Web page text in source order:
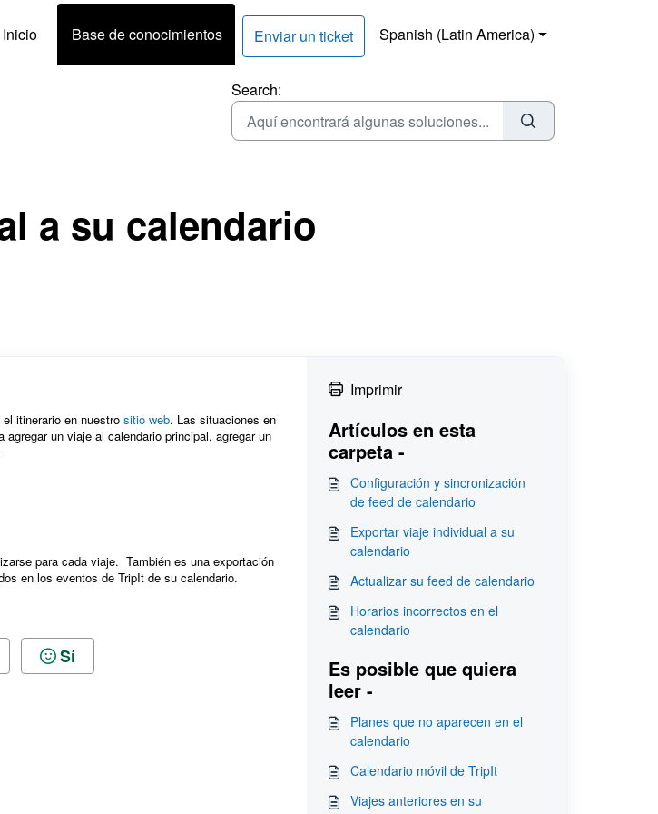
Inicio
Base de conocimientos Enviar un ticket Spanish (Latin America)
Search:
a su calendario
itinerario en nuestro sitio web. Las situaciones en
un viaje al calendario principal, agregar un
para cada viaje. También es una exportación
en los eventos de TripIt de su calendario.
Sí
Imprimir
Artículos en esta
carpeta -
Configuración y sincronización
de feed de calendario
Exportar viaje individual a su
calendario
Actualizar su feed de calendario
Horarios incorrectos en el
calendario
Es posible que quiera
leer -
Planes que no aparecen en el
calendario
Calendario móvil de TripIt
Viajes anteriores en su